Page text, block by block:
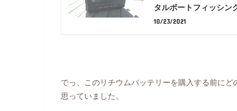
タルボートフィッシン
10/23/2021
でっ、このリチウムバッテリーを購入する前に
思っていました。